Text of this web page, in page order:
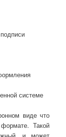
системе
виде что
Такой